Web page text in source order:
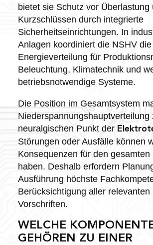
bietet sie Schutz vor Überlastung
Kurzschlüssen durch integrierte
Sicherheitseinrichtungen. In
Anlagen koordiniert die NSHV die
Energieverteilung für
Beleuchtung, Klimatechnik und
betriebsnotwendige Systeme.
Die Position im Gesamtsystem
Niederspannungshauptverteilung
neuralgischen Punkt der
Störungen oder Ausfälle können
Konsequenzen für den gesamten
haben. Deshalb erfordern
Ausführung höchste
Berücksichtigung aller relevanten
Vorschriften.
WELCHE
GEHÖREN ZU EINER